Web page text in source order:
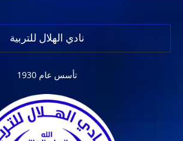
نادي الهلال للتربية
تأسس عام 1930